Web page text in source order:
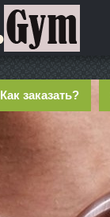
Как заказать?